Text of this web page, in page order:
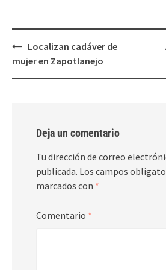
Post
navigation
Localizan cadáver de
mujer en Zapotlanejo
Deja un comentario
Tu dirección de correo
publicada. Los campos
marcados con *
Comentario *